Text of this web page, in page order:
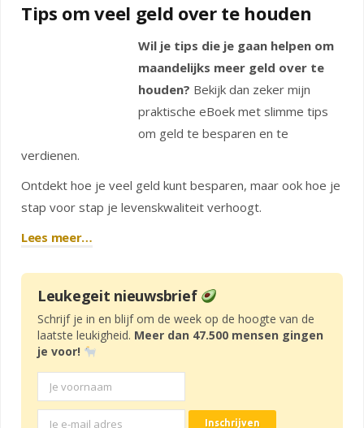
Tips om veel geld over te houden
Wil je tips die je gaan helpen om
maandelijks meer geld over te
houden? Bekijk dan zeker mijn
praktische eBoek met slimme tips
om geld te besparen en te
verdienen.
Ontdekt hoe je veel geld kunt besparen, maar ook hoe je
stap voor stap je levenskwaliteit verhoogt.
Lees meer…
Leukegeit nieuwsbrief
Schrijf je in en blijf om de week op de hoogte van de
laatste leukigheid. Meer dan 47.500 mensen gingen
je voor!